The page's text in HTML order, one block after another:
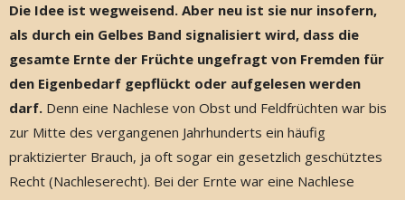
Die Idee ist wegweisend. Aber neu ist sie nur insofern,
als durch ein Gelbes Band signalisiert wird, dass die
gesamte Ernte der Früchte ungefragt von Fremden für
den Eigenbedarf gepflückt oder aufgelesen werden
darf. Denn eine Nachlese von Obst und Feldfrüchten war bis
zur Mitte des vergangenen Jahrhunderts ein häufig
praktizierter Brauch, ja oft sogar ein gesetzlich geschütztes
Recht (Nachleserecht). Bei der Ernte war eine Nachlese